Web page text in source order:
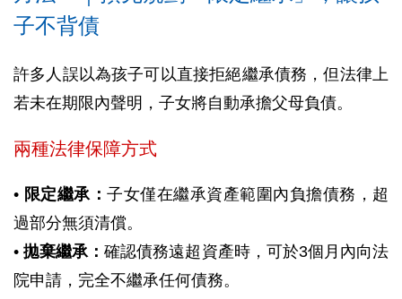
子不背債
許多人誤以為孩子可以直接拒絕繼承債務，但法律上
若未在期限內聲明，子女將自動承擔父母負債。
兩種法律保障方式
• 限定繼承： 子女僅在繼承資產範圍內負擔債務，超
過部分無須清償。
•拋棄繼承：確認債務遠超資產時，可於3個月內向法
院申請，完全不繼承任何債務。